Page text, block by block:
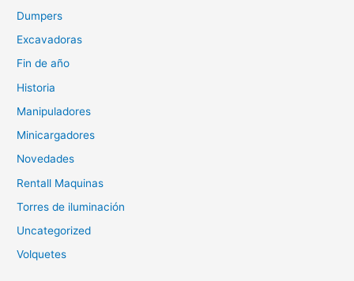
Dumpers
Excavadoras
Fin de año
Historia
Manipuladores
Minicargadores
Novedades
Rentall Maquinas
Torres de iluminación
Uncategorized
Volquetes